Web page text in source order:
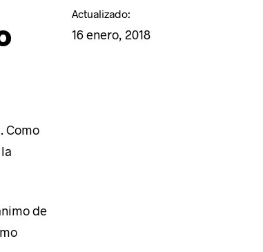
Como
de
Actualizado:
16 enero, 2018